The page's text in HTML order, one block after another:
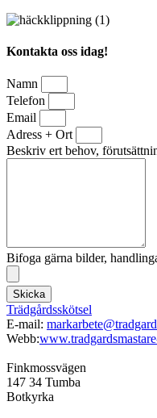
Kontakta oss idag!
Namn
Telefon
Email
Adress + Ort
Beskriv ert behov,
Bifoga gärna bilder,
Skicka
Trädgårdsskötsel
E-mail:
Webb:
Finkmossvägen
147 34 Tumba
Botkyrka